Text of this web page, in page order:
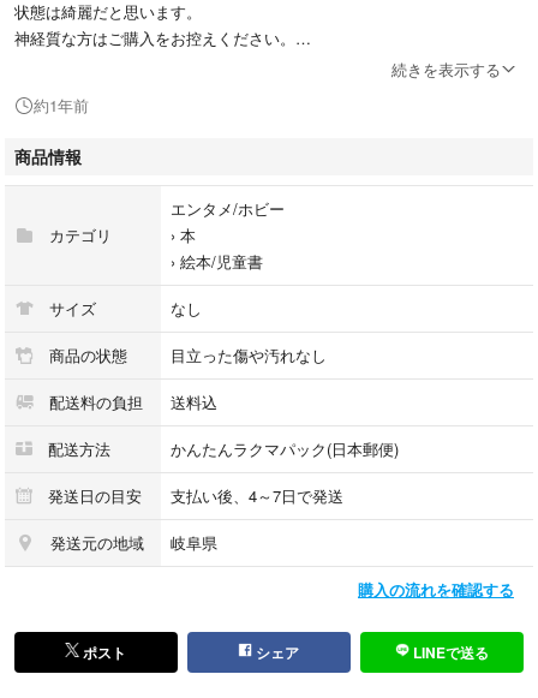
状態は綺麗だと思います。
神経質な方はご購入をお控えください。
夏休み、読書感想文にいかがでしょうか?😊
#ニック・シャラット
#絵本/児童書
#読書感想文
続きを表示する
約1年前
商品情報
カテゴリ
エンタメ/ホビー
› 本
› 絵本/児童書
サイズ なし
商品の状態 目立った傷や汚れなし
配送料の負担 送料込
配送方法 かんたんラクマパック(日本郵便)
発送日の目安 支払い後、4～7日で発送
発送元の地域 岐阜県
購入の流れを確認する
ポスト シェア LINEで送る